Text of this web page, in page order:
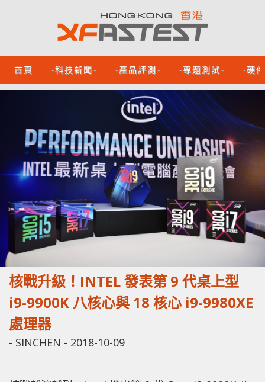
首頁 -科技新聞- -產品評測- -專題測試- -硬
核戰升級！INTEL 發表第 9 代桌上型
i9-9900K 八核心與 18 核心 i9-9980XE
處理器
- SINCHEN - 2018-10-09